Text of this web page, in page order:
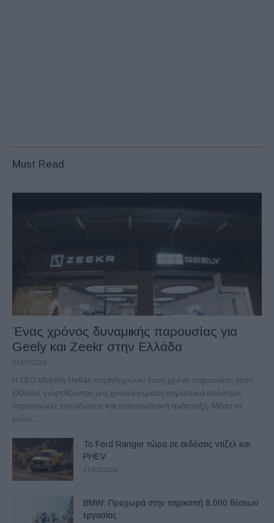
Must Read
Ένας χρόνος δυναμικής παρουσίας για
Geely και Zeekr στην Ελλάδα
31/07/2026
Η GEO Mobility Hellas συμπληρώνει έναν χρόνο παρουσίας στην
Ελλάδα, γιορτάζοντας μια χρονιά γεμάτη σημαντικά ορόσημα,
στρατηγικές επενδύσεις και εντυπωσιακή ανάπτυξη. Μέσα σε
μόλις...
Το Ford Ranger τώρα σε εκδόσεις ντίζελ και
PHEV
31/07/2026
BMW: Προχωρά στην περικοπή 8.000 θέσεων
εργασίας